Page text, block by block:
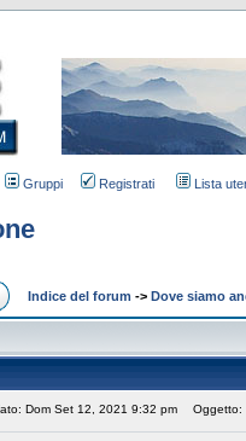
Gruppi Registrati Lista
Indice del forum -> Dove siamo
Dom Set 12, 2021 9:32 pm Oggetto: